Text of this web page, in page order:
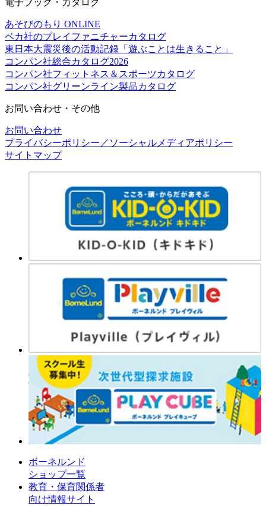
電子ブック・カタログ
あそびのもり ONLINE
ベカ社のプレイファニチャーカタログ
東日本大震災後の活動記録「遊ぶことは生きること」
コンパン社総合カタログ2026
コンパン社フィットネス＆スポーツカタログ
コンパン社グリーンライン製品カタログ
お問い合わせ・その他
お問い合わせ
プライバシーポリシー／ソーシャルメディアポリシー
サイトマップ
ボーネルンド
ショップ一覧
教育・保育関係者
向け情報サイト